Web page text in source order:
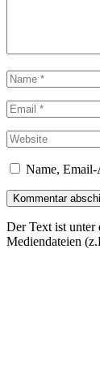
Name, Email-
Der Text ist unter
Mediendateien